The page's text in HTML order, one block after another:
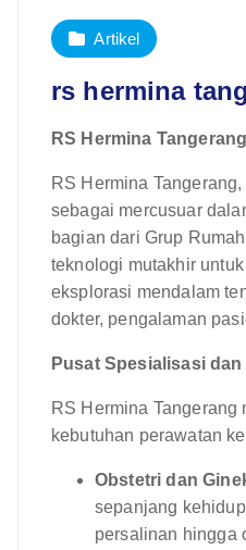
Artikel
rs hermina
RS Hermina
RS Hermina
sebagai mercusuar
bagian dari Grup
teknologi mutakhir
eksplorasi mendalam
dokter, pengalaman
Pusat Spesialisasi
RS Hermina
kebutuhan perawatan
Obstetri dan
sepanjang
persalinan hingga